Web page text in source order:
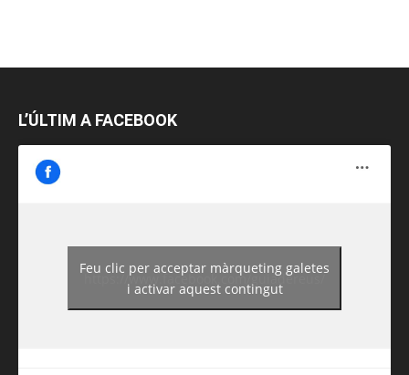
L’ÚLTIM A FACEBOOK
https://www.facebook.com/guiadereus/
Feu clic per acceptar màrqueting galetes
i activar aquest contingut